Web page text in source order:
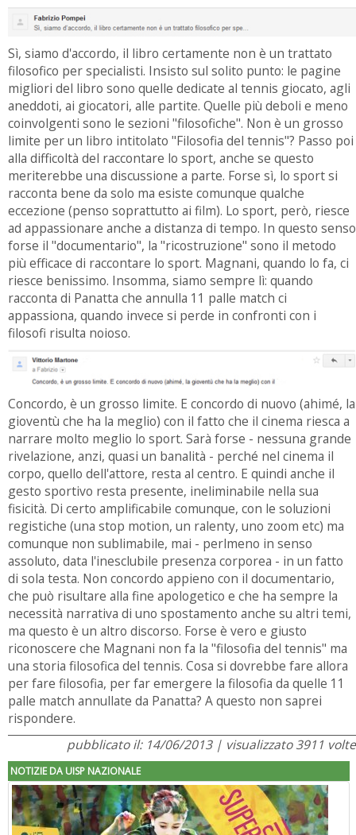
Sì, siamo d'accordo, il libro certamente non è un trattato
filosofico per specialisti. Insisto sul solito punto: le pagine
migliori del libro sono quelle dedicate al tennis giocato, agli
aneddoti, ai giocatori, alle partite. Quelle più deboli e meno
coinvolgenti sono le sezioni "filosofiche". Non è un grosso
limite per un libro intitolato "Filosofia del tennis"? Passo poi
alla difficoltà del raccontare lo sport, anche se questo
meriterebbe una discussione a parte. Forse sì, lo sport si
racconta bene da solo ma esiste comunque qualche
eccezione (penso soprattutto ai film). Lo sport, però, riesce
ad appassionare anche a distanza di tempo. In questo senso
forse il "documentario", la "ricostruzione" sono il metodo
più efficace di raccontare lo sport. Magnani, quando lo fa, ci
riesce benissimo. Insomma, siamo sempre lì: quando
racconta di Panatta che annulla 11 palle match ci
appassiona, quando invece si perde in confronti con i
filosofi risulta noioso.
Concordo, è un grosso limite. E concordo di nuovo (ahimé, la
gioventù che ha la meglio) con il fatto che il cinema riesca a
narrare molto meglio lo sport. Sarà forse - nessuna grande
rivelazione, anzi, quasi un banalità - perché nel cinema il
corpo, quello dell'attore, resta al centro. E quindi anche il
gesto sportivo resta presente, ineliminabile nella sua
fisicità. Di certo amplificabile comunque, con le soluzioni
registiche (una stop motion, un ralenty, uno zoom etc) ma
comunque non sublimabile, mai - perlmeno in senso
assoluto, data l'inesclubile presenza corporea - in un fatto
di sola testa. Non concordo appieno con il documentario,
che può risultare alla fine apologetico e che ha sempre la
necessità narrativa di uno spostamento anche su altri temi,
ma questo è un altro discorso. Forse è vero e giusto
riconoscere che Magnani non fa la "filosofia del tennis" ma
una storia filosofica del tennis. Cosa si dovrebbe fare allora
per fare filosofia, per far emergere la filosofia da quelle 11
palle match annullate da Panatta? A questo non saprei
rispondere.
pubblicato il: 14/06/2013 | visualizzato 3911 volte
NOTIZIE DA UISP NAZIONALE